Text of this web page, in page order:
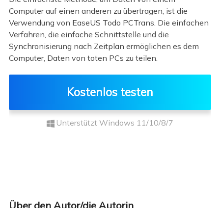
Computer auf einen anderen zu übertragen, ist die
Verwendung von EaseUS Todo PCTrans. Die einfachen
Verfahren, die einfache Schnittstelle und die
Synchronisierung nach Zeitplan ermöglichen es dem
Computer, Daten von toten PCs zu teilen.
Kostenlos testen
Unterstützt Windows 11/10/8/7
Über den Autor/die Autorin